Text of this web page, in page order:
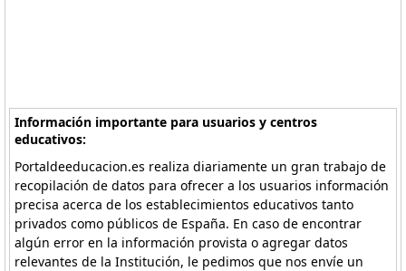
Información importante para usuarios y centros
educativos:
Portaldeeducacion.es realiza diariamente un gran trabajo de
recopilación de datos para ofrecer a los usuarios información
precisa acerca de los establecimientos educativos tanto
privados como públicos de España. En caso de encontrar
algún error en la información provista o agregar datos
relevantes de la Institución, le pedimos que nos envíe un